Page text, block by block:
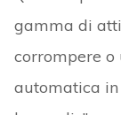
gamma di
corrompere o
automatica in